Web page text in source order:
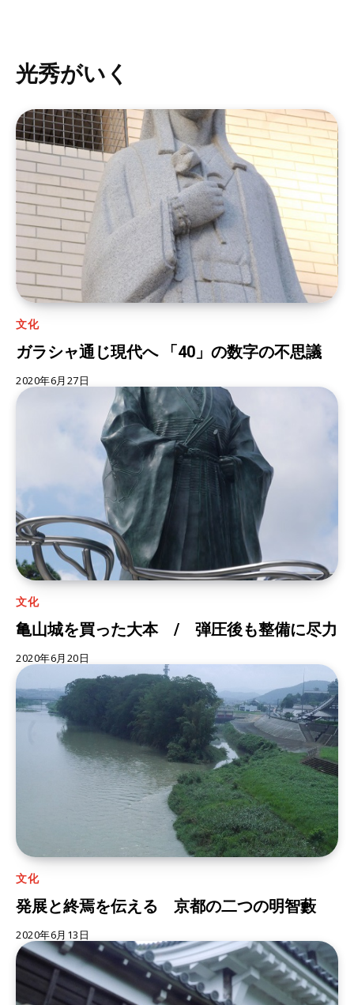
光秀がいく
文化
ガラシャ通じ現代へ 「40」の数字の不思議
2020年6月27日
文化
亀山城を買った大本 / 弾圧後も整備に尽力
2020年6月20日
文化
発展と終焉を伝える 京都の二つの明智藪
2020年6月13日